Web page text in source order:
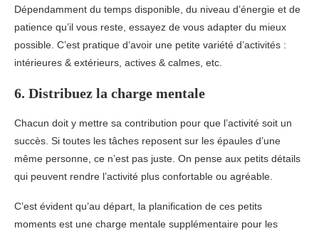
Dépendamment du temps disponible, du niveau d’énergie et de
patience qu’il vous reste, essayez de vous adapter du mieux
possible. C’est pratique d’avoir une petite variété d’activités :
intérieures & extérieurs, actives & calmes, etc.
6. Distribuez la charge mentale
Chacun doit y mettre sa contribution pour que l’activité soit un
succès. Si toutes les tâches reposent sur les épaules d’une
même personne, ce n’est pas juste. On pense aux petits détails
qui peuvent rendre l’activité plus confortable ou agréable.
C’est évident qu’au départ, la planification de ces petits
moments est une charge mentale supplémentaire pour les